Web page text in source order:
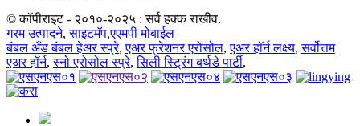
© कॉपीराइट - २०१०-२०२५ : सर्व हक्क राखीव.
गरम उत्पादने,साइटमॅप,एएमपी मोबाईल
बंबल अँड बंबल हेअर स्प्रे,एअर फ्रेशनर एरोसोल,एअर हॉर्न लक्ष्य,सर्वोत्तम
एअर हॉर्न,स्नो एरोसोल स्प्रे,सिली स्ट्रिंग बर्थडे पार्टी,